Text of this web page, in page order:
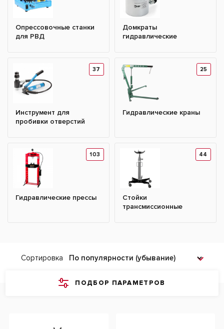
Опрессовочные станки
для РВД
Домкраты
гидравлические
37
Инструмент для
пробивки отверстий
25
Гидравлические краны
103
Гидравлические прессы
44
Стойки
трансмиссионные
ПОДБОР ПАРАМЕТРОВ
Сортировка